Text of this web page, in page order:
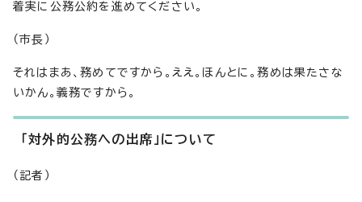
着実に公務公約を進めてください。
（市長）
それはまあ、務めてですから。ええ。ほんとに。務めは果たさな
いかん。義務ですから。
「対外的公務への出席」について
（記者）